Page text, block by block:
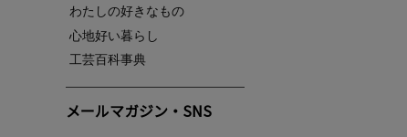
わたしの好きなもの
心地好い暮らし
工芸百科事典
メールマガジン・SNS